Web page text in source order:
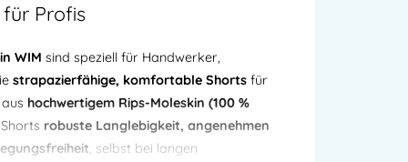
Profis
WIM sind speziell für Handwerker,
strapazierfähige, komfortable Shorts für
hochwertigem Rips-Moleskin (100 %
robuste Langlebigkeit, angenehmen
, selbst bei langen